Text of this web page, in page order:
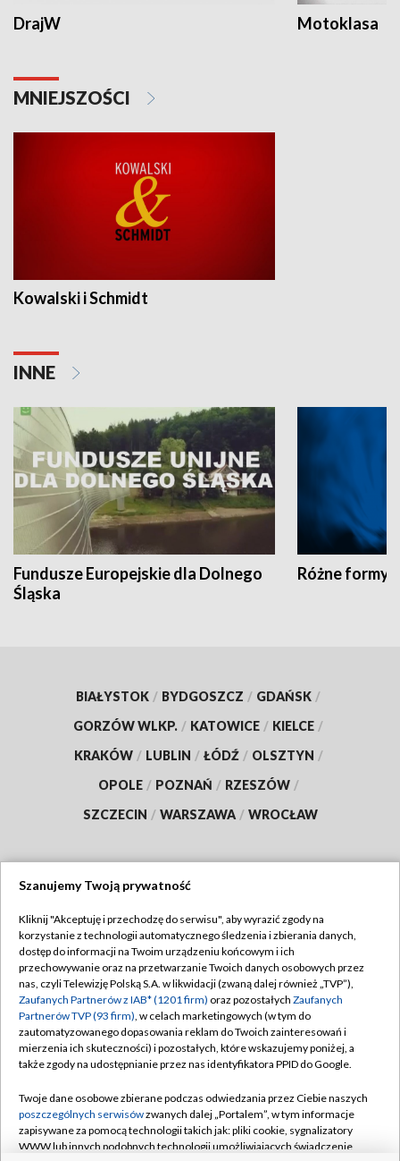
DrajW Motoklasa
MNIEJSZOŚCI
Kowalski i Schmidt
INNE
Fundusze Europejskie dla Dolnego
Śląska
Różne formy
BIAŁYSTOK / BYDGOSZCZ / GDAŃSK /
GORZÓW WLKP. / KATOWICE / KIELCE /
KRAKÓW / LUBLIN / ŁÓDŹ / OLSZTYN /
OPOLE / POZNAŃ / RZESZÓW /
SZCZECIN / WARSZAWA / WROCŁAW
TVP
Abonament TVP
Emisja w TVP
Centrum informacji TVP
Naziemna Telewizja Cyfrowa
Rada Programowa
System NOS
Regulamin TVP
Polityka prywatności
Moje zgody
Pomoc
Kontakt
Szanujemy Twoją prywatność
Kliknij "Akceptuję i przechodzę do serwisu", aby wyrazić zgody na
korzystanie z technologii automatycznego śledzenia i zbierania danych,
dostęp do informacji na Twoim urządzeniu końcowym i ich
przechowywanie oraz na przetwarzanie Twoich danych osobowych przez
nas, czyli Telewizję Polską S.A. w likwidacji (zwaną dalej również „TVP”),
Zaufanych Partnerów z IAB* (1201 firm) oraz pozostałych Zaufanych
Partnerów TVP (93 firm), w celach marketingowych (w tym do
zautomatyzowanego dopasowania reklam do Twoich zainteresowań i
mierzenia ich skuteczności) i pozostałych, które wskazujemy poniżej, a
także zgody na udostępnianie przez nas identyfikatora PPID do Google.
Twoje dane osobowe zbierane podczas odwiedzania przez Ciebie naszych
poszczególnych serwisówzwanych dalej „Portalem”, w tym informacje
zapisywane za pomocą technologii takich jak: pliki cookie, sygnalizatory
WWW lub innych podobnych technologii umożliwiających świadczenie